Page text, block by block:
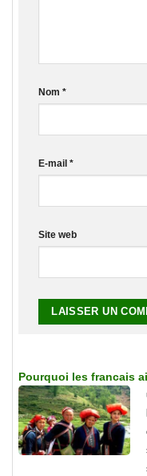
Nom *
E-mail *
Site web
Pourquoi les francais